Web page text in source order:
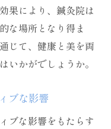
果により、鍼灸院は
な場所となり得ま
じて、健康と美を両
いかがでしょうか。
ブな影響
ブな影響をもたらす